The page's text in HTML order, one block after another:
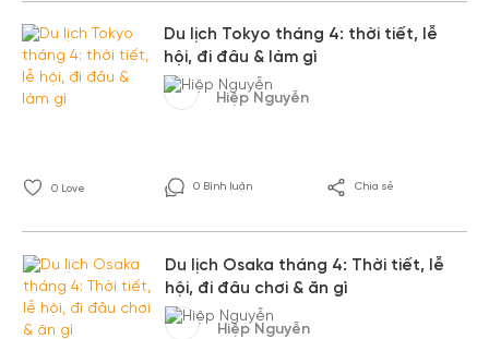
Du lịch Tokyo tháng 4: thời tiết, lễ
hội, đi đâu & làm gì
Hiệp Nguyễn
0 Love 0 Bình luận Chia sẻ
Du lịch Osaka tháng 4: Thời tiết, lễ
hội, đi đâu chơi & ăn gì
Hiệp Nguyễn